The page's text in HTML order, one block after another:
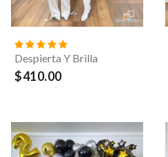
Despierta Y Brilla
$410.00